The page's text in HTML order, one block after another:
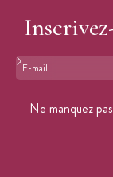
Format :
Ne manquez